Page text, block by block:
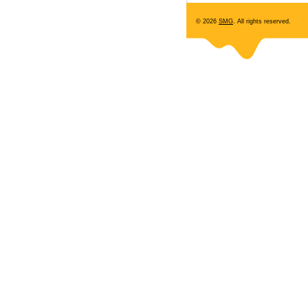
© 2026 SMG. All rights reserved.